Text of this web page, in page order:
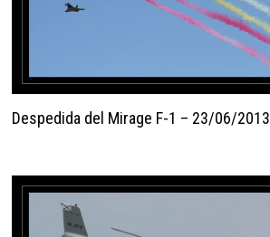
Despedida del Mirage F-1 – 23/06/2013